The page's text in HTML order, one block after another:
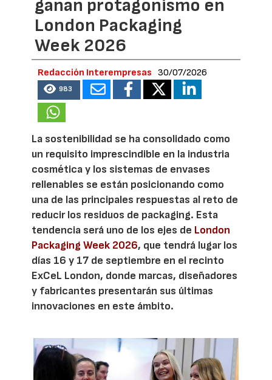
ganan protagonismo en
London Packaging
Week 2026
Redacción Interempresas 30/07/2026
983
La sostenibilidad se ha consolidado como
un requisito imprescindible en la industria
cosmética y los sistemas de envases
rellenables se están posicionando como
una de las principales respuestas al reto de
reducir los residuos de packaging. Esta
tendencia será uno de los ejes de London
Packaging Week 2026, que tendrá lugar los
días 16 y 17 de septiembre en el recinto
ExCeL London, donde marcas, diseñadores
y fabricantes presentarán sus últimas
innovaciones en este ámbito.